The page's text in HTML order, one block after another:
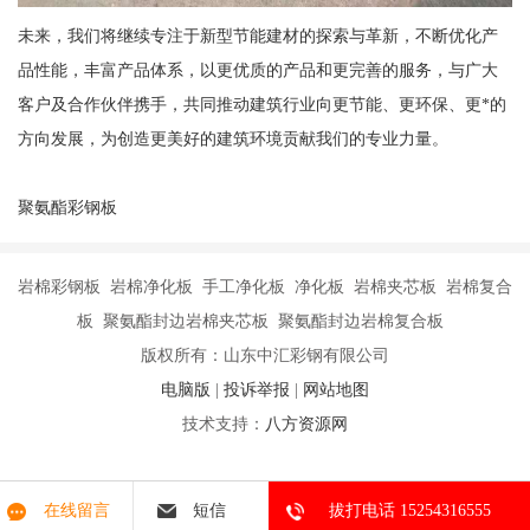
未来，我们将继续专注于新型节能建材的探索与革新，不断优化产
品性能，丰富产品体系，以更优质的产品和更完善的服务，与广大
客户及合作伙伴携手，共同推动建筑行业向更节能、更环保、更*的
方向发展，为创造更美好的建筑环境贡献我们的专业力量。
聚氨酯彩钢板
岩棉彩钢板 岩棉净化板 手工净化板 净化板 岩棉夹芯板 岩棉复合
板 聚氨酯封边岩棉夹芯板 聚氨酯封边岩棉复合板
版权所有：山东中汇彩钢有限公司
电脑版 | 投诉举报 | 网站地图
技术支持： 八方资源网
在线留言 短信 拔打电话 15254316555